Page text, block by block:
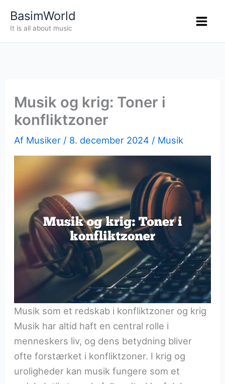
BasimWorld
It is all about music
Musik og krig: Toner i
konfliktzoner
Af Musiker / 8. december 2024 / Musik
Musik som et redskab i konfliktzoner og krig
Musik har altid haft en central rolle i
menneskers liv, og dens betydning bliver
ofte forstærket i konfliktzoner. I krig og
uroligheder kan musik fungere som et